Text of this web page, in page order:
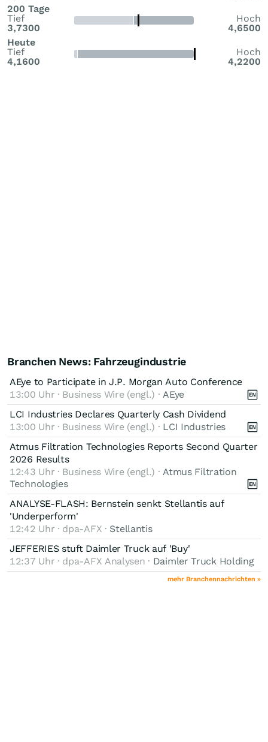
200 Tage
Tief
3,7300
Hoch
4,6500
Heute
Tief
4,1600
Hoch
4,2200
Branchen News: Fahrzeugindustrie
AEye to Participate in J.P. Morgan Auto Conference
13:00 Uhr · Business Wire (engl.) · AEye
LCI Industries Declares Quarterly Cash Dividend
13:00 Uhr · Business Wire (engl.) · LCI Industries
Atmus Filtration Technologies Reports Second Quarter
2026 Results
12:43 Uhr · Business Wire (engl.) · Atmus Filtration
Technologies
ANALYSE-FLASH: Bernstein senkt Stellantis auf
'Underperform'
12:42 Uhr · dpa-AFX · Stellantis
JEFFERIES stuft Daimler Truck auf 'Buy'
12:37 Uhr · dpa-AFX Analysen · Daimler Truck Holding
mehr Branchennachrichten »